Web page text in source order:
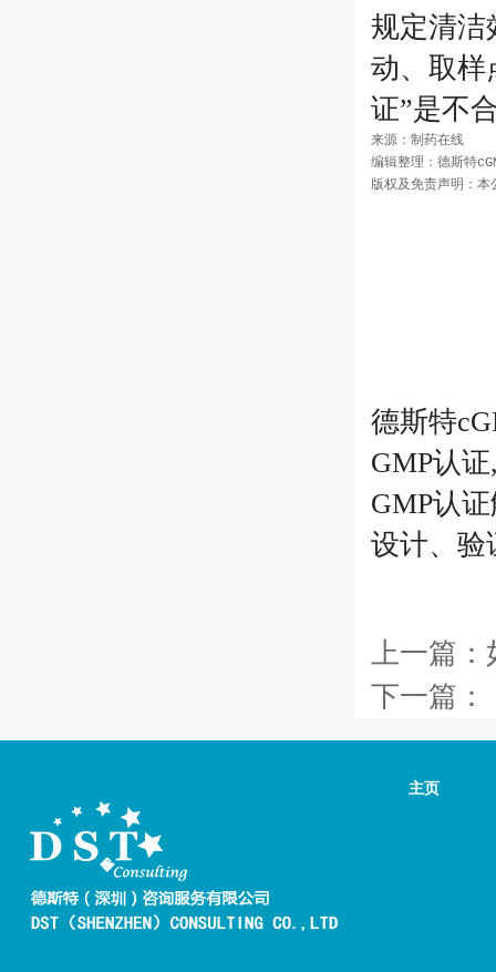
规定清洁
动、取样
证”是不
来源：制药在线
编辑整理：德斯特
德斯特
GMP认
GMP认
设计、验
上一篇：
下一篇：
主页